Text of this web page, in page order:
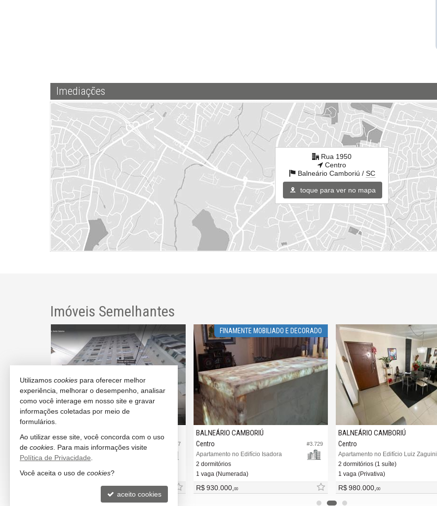
Imediações
Rua 1950
Centro
Balneário Camboriú / SC
toque para ver no mapa
Imóveis Semelhantes
#3.867 #3.767
BALNEÁRIO CAMBORIÚ
Centro
Apartamento no Edifício Bruna
1 vaga (Rotativa)
FINAMENTE MOBILIADO E DECORADO
#3.729
BALNEÁRIO CAMBORIÚ
Centro
Apartamento no Edifício Isadora
2 dormitórios
1 vaga (Numerada)
R$ 930.000,00
BALNEÁRIO CAMBORIÚ
Centro
Apartamento no Edifício Luiz Zaguini
2 dormitórios (1 suíte)
1 vaga (Privativa)
R$ 980.000,00
Utilizamos cookies para oferecer melhor
experiência, melhorar o desempenho, analisar
como você interage em nosso site e gravar
informações coletadas por meio de
formulários.
Ao utilizar esse site, você concorda com o uso
de cookies . Para mais informações visite
Política de Privacidade
Você aceita o uso de cookies?
aceito cookies